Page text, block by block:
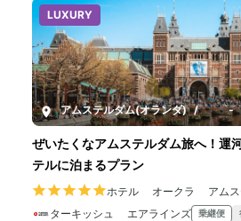
LUXURY
アムステルダム(オランダ) / 5-9
ぜいたくなアムステルダム旅へ！
テルに泊まるプラン
ホテル オークラ アムス
ターキッシュ エアラインズ
乗継便